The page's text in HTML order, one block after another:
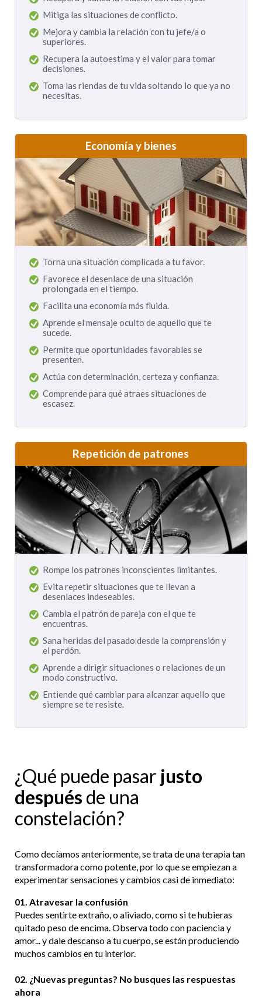
Mitiga las situaciones de conflicto.
Mejora y cambia la relación con tu jefe/a o
superiores.
Recupera la autoestima y el valor para tomar
decisiones.
Toma las riendas de tu vida soltando lo que ya no
necesitas.
Economía y bienes
Torna una situación complicada a tu favor.
Favorece el desenlace de una situación
prolongada en el tiempo.
Facilita una economía más fluida.
Aprende el mensaje oculto de aquello que te
sucede.
Permite que oportunidades favorables se
presenten.
Actúa con determinación, certeza y confianza.
Comprende para qué atraes situaciones de
escasez.
Repetición de patrones
Rompe los patrones inconscientes limitantes.
Evita repetir situaciones que te llevan a
desenlaces indeseables.
Cambia el patrón de pareja con el que te
encuentras.
Sana heridas del pasado desde la comprensión y
el perdón.
Aprende a dirigir situaciones o relaciones de un
modo constructivo.
Entiende qué cambiar para alcanzar aquello que
siempre se te resiste.
¿Qué puede pasar justo
después de una
constelación?
Como decíamos anteriormente, se trata de una terapia tan
transformadora como potente, por lo que se empiezan a
experimentar sensaciones y cambios casi de inmediato:
01. Atravesar la confusión
Puedes sentirte extraño, o aliviado, como si te hubieras
quitado peso de encima. Observa todo con paciencia y
amor... y dale descanso a tu cuerpo, se están produciendo
muchos cambios en tu interior.
02. ¿Nuevas preguntas? No busques las respuestas
ahora